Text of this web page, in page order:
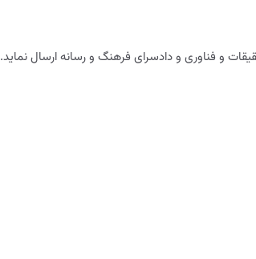
و فناوری و دادسرای فرهنگ و رسانه ارسال نماید.